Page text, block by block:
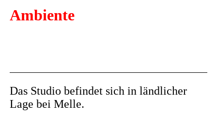
Ambiente
Das Studio befindet sich in ländlicher
Lage bei Melle.